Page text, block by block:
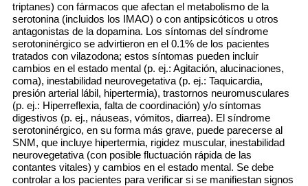
triptanes) con fármacos que afectan el metabolismo de la
serotonina (incluidos los IMAO) o con antipsicóticos u otros
antagonistas de la dopamina. Los síntomas del síndrome
serotoninérgico se advirtieron en el 0.1% de los pacientes
tratados con vilazodona; estos síntomas pueden incluir
cambios en el estado mental (p. ej.: Agitación, alucinaciones,
coma), inestabilidad neurovegetativa (p. ej.: Taquicardia,
presión arterial lábil, hipertermia), trastornos neuromusculares
(p. ej.: Hiperreflexia, falta de coordinación) y/o síntomas
digestivos (p. ej., náuseas, vómitos, diarrea). El síndrome
serotoninérgico, en su forma más grave, puede parecerse al
SNM, que incluye hipertermia, rigidez muscular, inestabilidad
neurovegetativa (con posible fluctuación rápida de las
contantes vitales) y cambios en el estado mental. Se debe
controlar a los pacientes para verificar si se manifiestan signos